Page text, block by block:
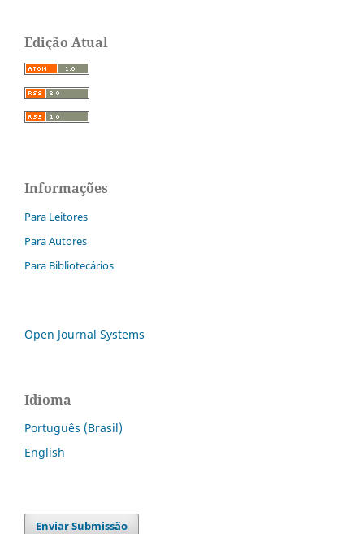
Edição Atual
Informações
Para Leitores
Para Autores
Para Bibliotecários
Open Journal Systems
Idioma
Português (Brasil)
English
Enviar Submissão